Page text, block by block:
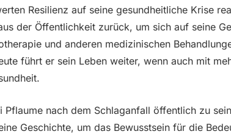
Resilienz auf seine gesundheitliche Krise
der Öffentlichkeit zurück, um sich auf seine
und anderen medizinischen
führt er sein Leben weiter, wenn auch mit
nach dem Schlaganfall öffentlich zu
Geschichte, um das Bewusstsein für die